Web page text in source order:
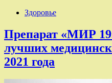
Здоровье
Препарат «МИР
лучших
2021 года